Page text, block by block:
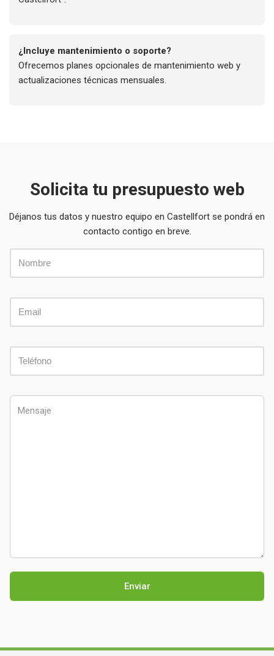
¿Incluye mantenimiento o soporte?
Ofrecemos planes opcionales de mantenimiento web y
actualizaciones técnicas mensuales.
Solicita tu presupuesto web
Déjanos tus datos y nuestro equipo en Castellfort se pondrá en
contacto contigo en breve.